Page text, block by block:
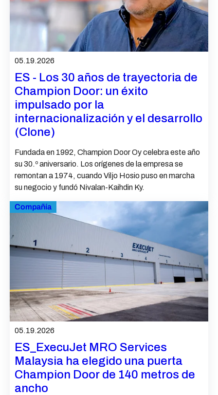
05.19.2026
ES - Los 30 años de trayectoria de
Champion Door: un éxito
impulsado por la
internacionalización y el desarrollo
(Clone)
Fundada en 1992, Champion Door Oy celebra este año
su 30.º aniversario. Los orígenes de la empresa se
remontan a 1974, cuando Viljo Hosio puso en marcha
su negocio y fundó Nivalan-Kaihdin Ky.
05.19.2026
Compañía
ES_ExecuJet MRO Services
Malaysia ha elegido una puerta
Champion Door de 140 metros de
ancho